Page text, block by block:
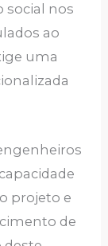
social nos
ao
uma
projeto e
de